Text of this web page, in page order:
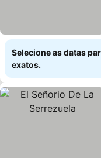
Selecione as datas
exatos.